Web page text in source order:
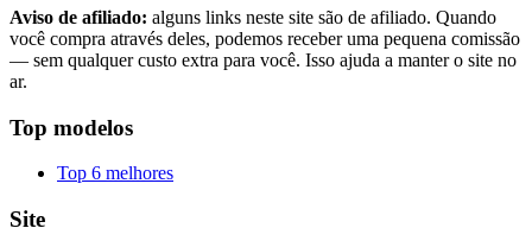
Aviso de afiliado: alguns links neste site são de afiliado. Quando
você compra através deles, podemos receber uma pequena comissão
— sem qualquer custo extra para você. Isso ajuda a manter o site no
ar.
Top modelos
Top 6 melhores
Site